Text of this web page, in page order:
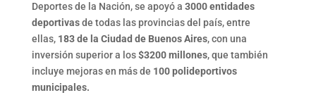
Deportes de la Nación, se apoyó a 3000 entidades
deportivasde todas las provincias del país, entre
ellas, 183 de la Ciudad de Buenos Aires, con una
inversión superior a los$3200 millones, que también
incluye mejoras en más de 100 polideportivos
municipales.